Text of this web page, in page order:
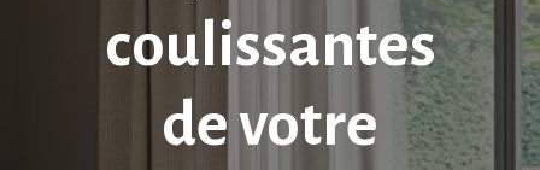
coulissantes
de votre